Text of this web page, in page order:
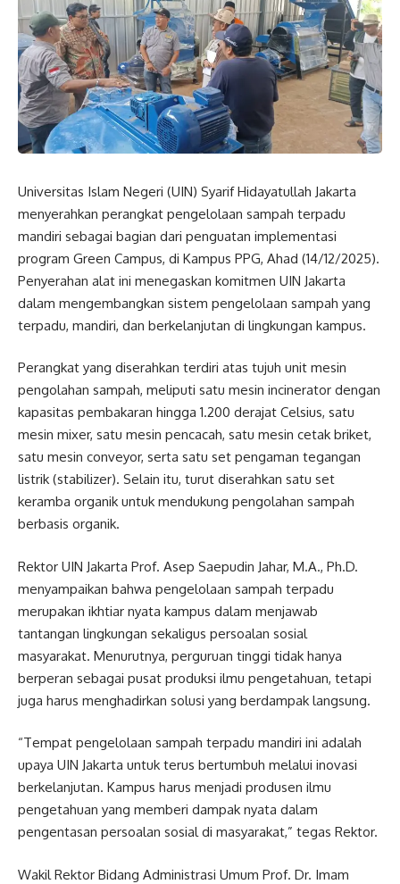
Universitas Islam Negeri (UIN) Syarif Hidayatullah Jakarta
menyerahkan perangkat pengelolaan sampah terpadu
mandiri sebagai bagian dari penguatan implementasi
program Green Campus, di Kampus PPG, Ahad (14/12/2025).
Penyerahan alat ini menegaskan komitmen UIN Jakarta
dalam mengembangkan sistem pengelolaan sampah yang
terpadu, mandiri, dan berkelanjutan di lingkungan kampus.
Perangkat yang diserahkan terdiri atas tujuh unit mesin
pengolahan sampah, meliputi satu mesin incinerator dengan
kapasitas pembakaran hingga 1.200 derajat Celsius, satu
mesin mixer, satu mesin pencacah, satu mesin cetak briket,
satu mesin conveyor, serta satu set pengaman tegangan
listrik (stabilizer). Selain itu, turut diserahkan satu set
keramba organik untuk mendukung pengolahan sampah
berbasis organik.
Rektor UIN Jakarta Prof. Asep Saepudin Jahar, M.A., Ph.D.
menyampaikan bahwa pengelolaan sampah terpadu
merupakan ikhtiar nyata kampus dalam menjawab
tantangan lingkungan sekaligus persoalan sosial
masyarakat. Menurutnya, perguruan tinggi tidak hanya
berperan sebagai pusat produksi ilmu pengetahuan, tetapi
juga harus menghadirkan solusi yang berdampak langsung.
“Tempat pengelolaan sampah terpadu mandiri ini adalah
upaya UIN Jakarta untuk terus bertumbuh melalui inovasi
berkelanjutan. Kampus harus menjadi produsen ilmu
pengetahuan yang memberi dampak nyata dalam
pengentasan persoalan sosial di masyarakat,” tegas Rektor.
Wakil Rektor Bidang Administrasi Umum Prof. Dr. Imam